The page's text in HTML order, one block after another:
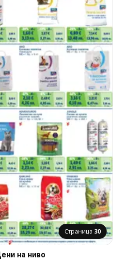
Страница 30
на ниво